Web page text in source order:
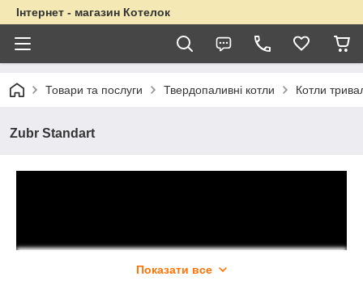
Інтернет - магазин Котелок
Товари та послуги Твердопаливні котли Котли
Zubr Standart
Показати все